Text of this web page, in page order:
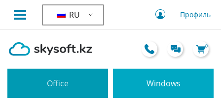
RU Профиль
0
Office Windows